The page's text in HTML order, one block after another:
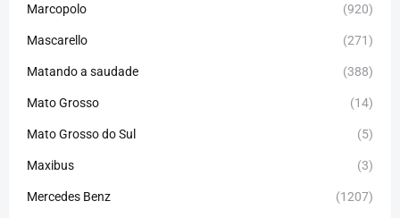
Marcopolo (920)
Mascarello (271)
Matando a saudade (388)
Mato Grosso (14)
Mato Grosso do Sul (5)
Maxibus (3)
Mercedes Benz (1207)